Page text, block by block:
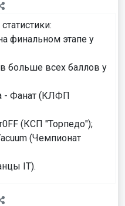
финальном этапе у
больше всех баллов у
- Фанат (КЛФП
(КСП "Торпедо");
(Чемпионат
IT).